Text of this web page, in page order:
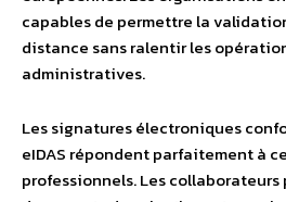
capables de permettre la
distance sans ralentir les
administratives.
Les signatures électroniques
eIDAS répondent parfaitement à
professionnels. Les